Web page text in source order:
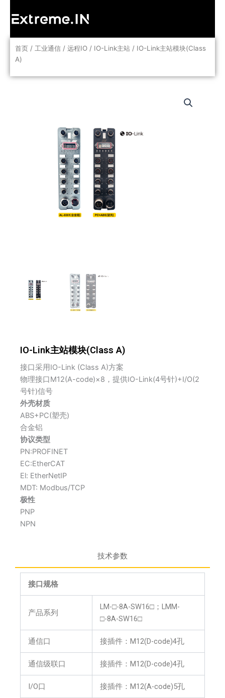
首页 / 工业通信 / 远程IO / IO-Link主站 / IO-Link主站模块(Class
A)
IO-Link主站模块(Class A)
接口采用IO-Link (Class A)方案
物理接口M12(A-code)×8，提供IO-Link(4号针)+I/O(2
号针)信号
外壳材质
ABS+PC(塑壳)
合金铝
协议类型
PN:PROFINET
EC:EtherCAT
El: EtherNetIP
MDT: Modbus/TCP
极性
PNP
NPN
技术参数
接口规格
产品系列
LM-□-8A-SW16□；LMM-
□-8A-SW16□
通信口 接插件：M12(D-code)4孔
通信级联口 接插件：M12(D-code)4孔
I/O口 接插件：M12(A-code)5孔